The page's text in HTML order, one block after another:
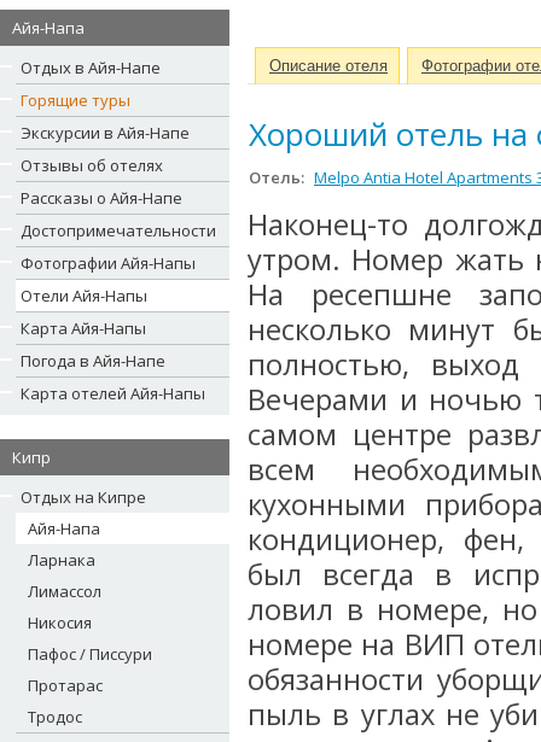
Айя-Напа
Отдых в Айя-Напе
Горящие туры
Экскурсии в Айя-Напе
Отзывы об отелях
Рассказы о Айя-Напе
Достопримечательности
Фотографии Айя-Напы
Отели Айя-Напы
Карта Айя-Напы
Погода в Айя-Напе
Карта отелей Айя-Напы
Кипр
Отдых на Кипре
Айя-Напа
Ларнака
Лимассол
Никосия
Пафос / Писсури
Протарас
Тродос
Описание отеля Фотографии
Хороший отель на
Отель: Melpo Antia Hotel Apartments
Наконец-то
утром. Номер жать
На ресепшне
несколько минут
полностью,
Вечерами и ночью
самом центре
всем
кухонными
кондиционер, фен,
был всегда в
ловил в номере,
номере на ВИП
обязанности
пыль в углах не